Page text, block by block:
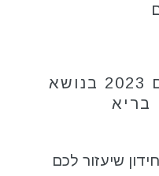
חידון חגיגי לסיכום 2023 בנושא
בריא
שיעזור לכם